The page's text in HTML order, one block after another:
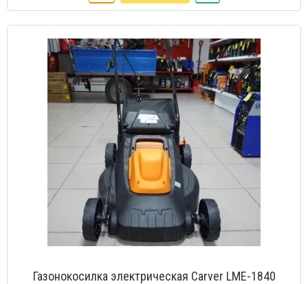
Газонокосилка электрическая Carver LME-1840